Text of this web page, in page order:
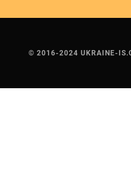
© 2016-2024 UKRAINE-